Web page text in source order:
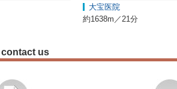
大宝医院
約1638m／21分
contact us